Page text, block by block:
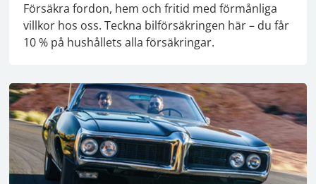
Försäkra fordon, hem och fritid med förmånliga
villkor hos oss. Teckna bilförsäkringen här – du får
10 % på hushållets alla försäkringar.